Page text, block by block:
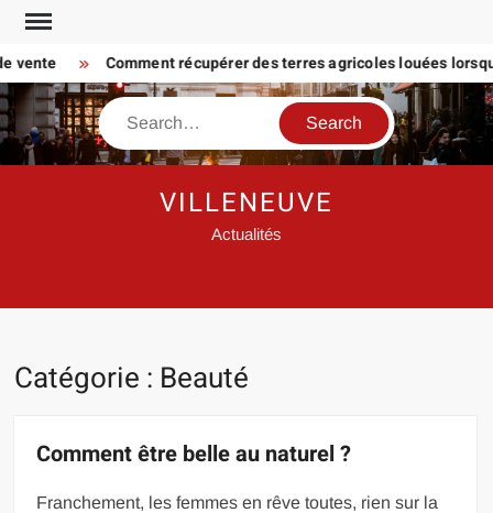
Skip
content
Comment récupérer des terres agricoles louées lorsque
Search
VILLENEUVE
Actualités
Catégorie : Beauté
Comment être belle au naturel ?
Franchement, les femmes en rêve toutes, rien sur la